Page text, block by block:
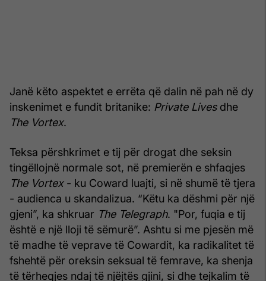
Janë këto aspektet e errëta që dalin në pah në dy
inskenimet e fundit britanike: Private Livesdhe
The Vortex.
Teksa përshkrimet e tij për drogat dhe seksin
tingëllojnë normale sot, në premierën e shfaqjes
The Vortex- ku Coward luajti, si në shumë të tjera
- audienca u skandalizua. “Këtu ka dëshmi për një
gjeni”, ka shkruar The Telegraph. "Por, fuqia e tij
është e një lloji të sëmurë”. Ashtu si me pjesën më
të madhe të veprave të Cowardit, ka radikalitet të
fshehtë për oreksin seksual të femrave, ka shenja
të tërheqjes ndaj të njëjtës gjini, si dhe tejkalim të